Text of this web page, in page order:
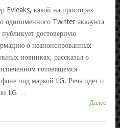
Evleaks, какой на просторах
одноименного Twitter-аккаунта
публикует достоверную
о неанонсированных
новинках, рассказал о
готовящемся
под маркой LG. Речь идет о
LG …
Далее